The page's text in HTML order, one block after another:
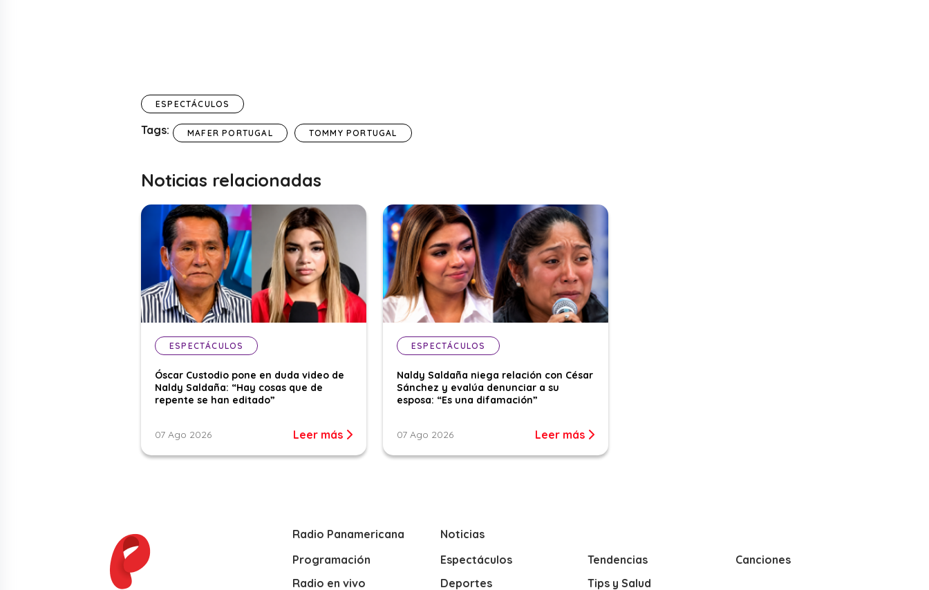
ESPECTÁCULOS
Tags: MAFER PORTUGAL TOMMY PORTUGAL
Noticias relacionadas
ESPECTÁCULOS
Óscar Custodio pone en duda video de
Naldy Saldaña: “Hay cosas que de
repente se han editado”
07 Ago 2026 Leer más
ESPECTÁCULOS
Naldy Saldaña niega relación con César
Sánchez y evalúa denunciar a su
esposa: “Es una difamación”
07 Ago 2026 Leer más
Radio Panamericana
Programación
Radio en vivo
Noticias
Espectáculos
Deportes
Tendencias
Tips y Salud
Canciones